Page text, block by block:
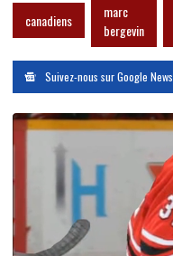
canadiens
marc
bergevin
Suivez-nous sur Google News